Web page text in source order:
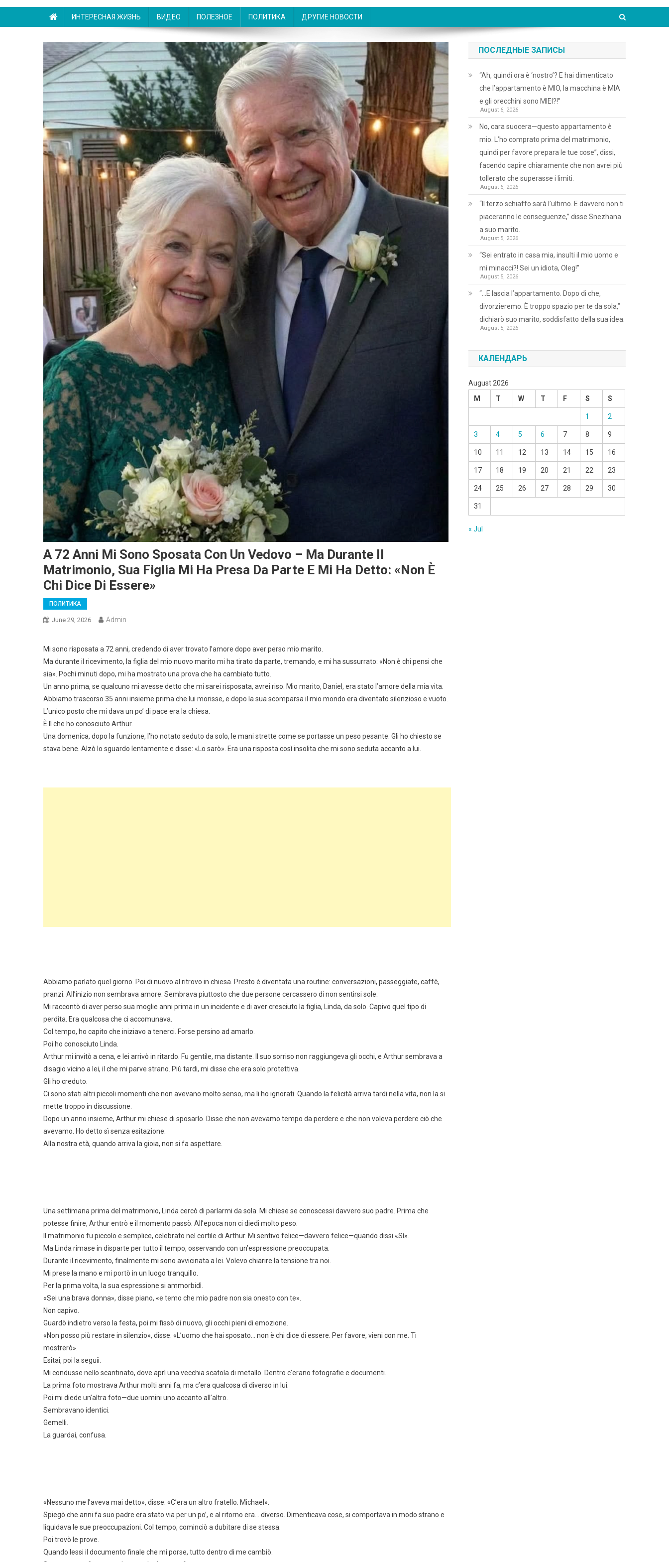
ИНТЕРЕСНАЯ ЖИЗНЬ ВИДЕО ПОЛЕЗНОЕ ПОЛИТИКА ДРУГИЕ НОВОСТИ
A 72 Anni Mi Sono Sposata Con Un Vedovo – Ma Durante Il
Matrimonio, Sua Figlia Mi Ha Presa Da Parte E Mi Ha Detto: «Non È
Chi Dice Di Essere»
ПОЛИТИКА
June 29, 2026 Admin
Mi sono risposata a 72 anni, credendo di aver trovato l’amore dopo aver perso mio marito.
Ma durante il ricevimento, la figlia del mio nuovo marito mi ha tirato da parte, tremando, e mi ha sussurrato: «Non è chi pensi che
sia». Pochi minuti dopo, mi ha mostrato una prova che ha cambiato tutto.
Un anno prima, se qualcuno mi avesse detto che mi sarei risposata, avrei riso. Mio marito, Daniel, era stato l’amore della mia vita.
Abbiamo trascorso 35 anni insieme prima che lui morisse, e dopo la sua scomparsa il mio mondo era diventato silenzioso e vuoto.
L’unico posto che mi dava un po’ di pace era la chiesa.
È lì che ho conosciuto Arthur.
Una domenica, dopo la funzione, l’ho notato seduto da solo, le mani strette come se portasse un peso pesante. Gli ho chiesto se
stava bene. Alzò lo sguardo lentamente e disse: «Lo sarò». Era una risposta così insolita che mi sono seduta accanto a lui.
Abbiamo parlato quel giorno. Poi di nuovo al ritrovo in chiesa. Presto è diventata una routine: conversazioni, passeggiate, caffè,
pranzi. All’inizio non sembrava amore. Sembrava piuttosto che due persone cercassero di non sentirsi sole.
Mi raccontò di aver perso sua moglie anni prima in un incidente e di aver cresciuto la figlia, Linda, da solo. Capivo quel tipo di
perdita. Era qualcosa che ci accomunava.
Col tempo, ho capito che iniziavo a tenerci. Forse persino ad amarlo.
Poi ho conosciuto Linda.
Arthur mi invitò a cena, e lei arrivò in ritardo. Fu gentile, ma distante. Il suo sorriso non raggiungeva gli occhi, e Arthur sembrava a
disagio vicino a lei, il che mi parve strano. Più tardi, mi disse che era solo protettiva.
Gli ho creduto.
Ci sono stati altri piccoli momenti che non avevano molto senso, ma li ho ignorati. Quando la felicità arriva tardi nella vita, non la si
mette troppo in discussione.
Dopo un anno insieme, Arthur mi chiese di sposarlo. Disse che non avevamo tempo da perdere e che non voleva perdere ciò che
avevamo. Ho detto sì senza esitazione.
Alla nostra età, quando arriva la gioia, non si fa aspettare.
Una settimana prima del matrimonio, Linda cercò di parlarmi da sola. Mi chiese se conoscessi davvero suo padre. Prima che
potesse finire, Arthur entrò e il momento passò. All’epoca non ci diedi molto peso.
Il matrimonio fu piccolo e semplice, celebrato nel cortile di Arthur. Mi sentivo felice—davvero felice—quando dissi «Sì».
Ma Linda rimase in disparte per tutto il tempo, osservando con un’espressione preoccupata.
Durante il ricevimento, finalmente mi sono avvicinata a lei. Volevo chiarire la tensione tra noi.
Mi prese la mano e mi portò in un luogo tranquillo.
Per la prima volta, la sua espressione si ammorbidì.
«Sei una brava donna», disse piano, «e temo che mio padre non sia onesto con te».
Non capivo.
Guardò indietro verso la festa, poi mi fissò di nuovo, gli occhi pieni di emozione.
«Non posso più restare in silenzio», disse. «L’uomo che hai sposato… non è chi dice di essere. Per favore, vieni con me. Ti
mostrerò».
Esitai, poi la seguii.
Mi condusse nello scantinato, dove aprì una vecchia scatola di metallo. Dentro c’erano fotografie e documenti.
La prima foto mostrava Arthur molti anni fa, ma c’era qualcosa di diverso in lui.
Poi mi diede un’altra foto—due uomini uno accanto all’altro.
Sembravano identici.
Gemelli.
La guardai, confusa.
«Nessuno me l’aveva mai detto», disse. «C’era un altro fratello. Michael».
Spiegò che anni fa suo padre era stato via per un po’, e al ritorno era… diverso. Dimenticava cose, si comportava in modo strano e
liquidava le sue preoccupazioni. Col tempo, cominciò a dubitare di se stessa.
Poi trovò le prove.
Quando lessi il documento finale che mi porse, tutto dentro di me cambiò.
ПОСЛЕДНЫЕ ЗАПИСЫ
“Ah, quindi ora è ‘nostro’? E hai dimenticato
che l’appartamento è MIO, la macchina è MIA
e gli orecchini sono MIEI?!”
August 6, 2026
No, cara suocera—questo appartamento è
mio. L’ho comprato prima del matrimonio,
quindi per favore prepara le tue cose”, dissi,
facendo capire chiaramente che non avrei più
tollerato che superasse i limiti.
August 6, 2026
“Il terzo schiaffo sarà l’ultimo. E davvero non ti
piaceranno le conseguenze,” disse Snezhana
a suo marito.
August 5, 2026
“Sei entrato in casa mia, insulti il mio uomo e
mi minacci?! Sei un idiota, Oleg!”
August 5, 2026
“…E lascia l’appartamento. Dopo di che,
divorzieremo. È troppo spazio per te da sola,”
dichiarò suo marito, soddisfatto della sua idea.
August 5, 2026
КАЛЕНДАРЬ
August 2026
M
T W T F S S
1 2
3 4 5 6 7 8 9
10 11 12 13 14 15 16
17 18 19 20 21 22 23
24 25 26 27 28 29 30
31
« Jul